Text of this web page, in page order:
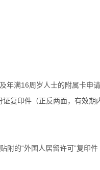
年满16周岁人士的附属卡申请
复印件（正反两面，有效期
的“外国人居留许可”复印件